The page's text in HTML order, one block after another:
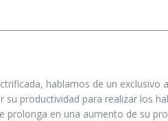
hablamos de un
su productividad para realizar los
prolonga en una aumento de su